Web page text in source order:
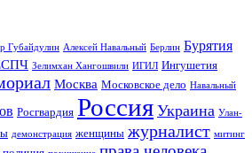
Губайдулин Алексей Навальный Берлин Бурятия
Зелимхан Хангошвили ИГИЛ Ингушетия
Москва Московское дело Навальный
Росгвардия Россия Украина Улан-
демонстрация женщины журналист митинг